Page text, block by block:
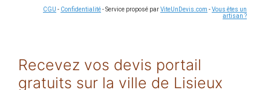
CGU - Confidentialité- Service proposé parViteUnDevis.com -Vous êtes un
artisan ?
Recevez vos devis portail
gratuits sur la ville de Lisieux